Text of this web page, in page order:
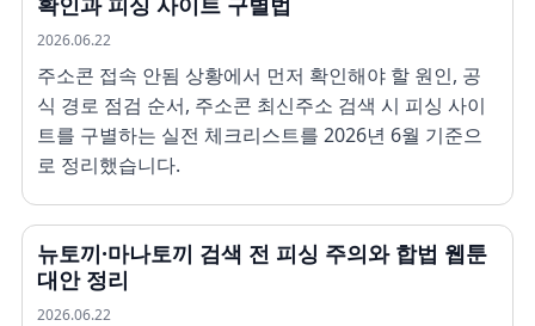
2026.06.22
주소콘 접속 안됨 상황에서 먼저 확인해야 할 원인, 공
식 경로 점검 순서, 주소콘 최신주소 검색 시 피싱 사이
트를 구별하는 실전 체크리스트를 2026년 6월 기준으
로 정리했습니다.
뉴토끼·마나토끼 검색 전 피싱 주의와 합법 웹툰
대안 정리
2026.06.22